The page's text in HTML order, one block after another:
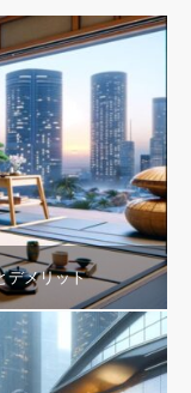
デメリット